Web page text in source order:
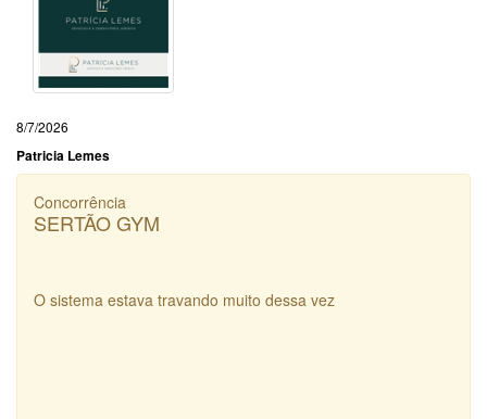
8/7/2026
Patricia Lemes
Concorrência
SERTÃO GYM
O sistema estava travando muito dessa vez